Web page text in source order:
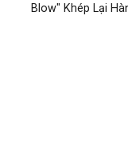
Blow" Khép Lại